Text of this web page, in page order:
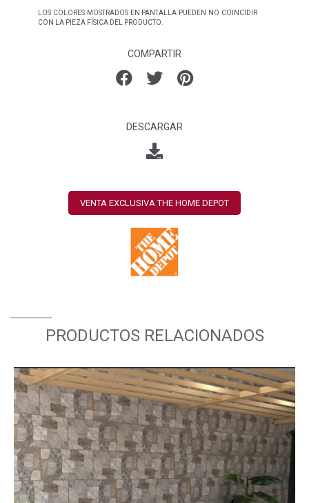
LOS COLORES MOSTRADOS EN PANTALLA PUEDEN NO COINCIDIR
CON LA PIEZA FÍSICA DEL PRODUCTO.
COMPARTIR
DESCARGAR
VENTA EXCLUSIVA THE HOME DEPOT
PRODUCTOS RELACIONADOS